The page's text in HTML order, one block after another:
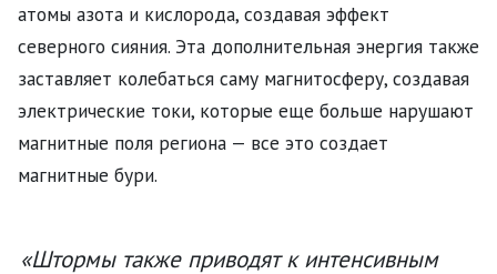
атомы азота и кислорода, создавая эффект
северного сияния. Эта дополнительная энергия также
заставляет колебаться саму магнитосферу, создавая
электрические токи, которые еще больше нарушают
магнитные поля региона — все это создает
магнитные бури.
«Штормы также приводят к интенсивным